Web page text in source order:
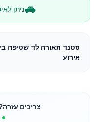
ניתן
אירוע
צריכים